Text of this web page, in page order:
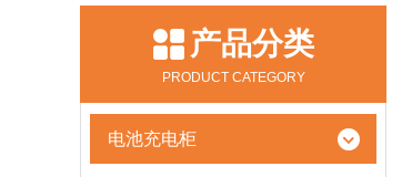
产品分类
PRODUCT CATEGORY
电池充电柜